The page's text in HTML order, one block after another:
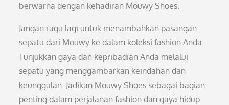
berwarna dengan kehadiran Mouwy Shoes.
Jangan ragu lagi untuk menambahkan pasangan
sepatu dari Mouwy ke dalam koleksi fashion Anda.
Tunjukkan gaya dan kepribadian Anda melalui
sepatu yang menggambarkan keindahan dan
keunggulan. Jadikan Mouwy Shoes sebagai bagian
penting dalam perjalanan fashion dan gaya hidup